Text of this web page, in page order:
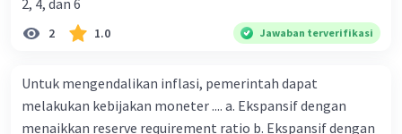
memasukan surat berharga 24. Nama lembaga keuangan
non bank yang bertugas mengatasi para rensumen 25.
Ciri" dari masyarakat ekonomi abad ke 21
2, 4, dan 6
2 1.0 Jawaban terverifikasi
Untuk mengendalikan inflasi, pemerintah dapat
melakukan kebijakan moneter .... a. Ekspansif dengan
menaikkan reserve requirement ratio b. Ekspansif dengan